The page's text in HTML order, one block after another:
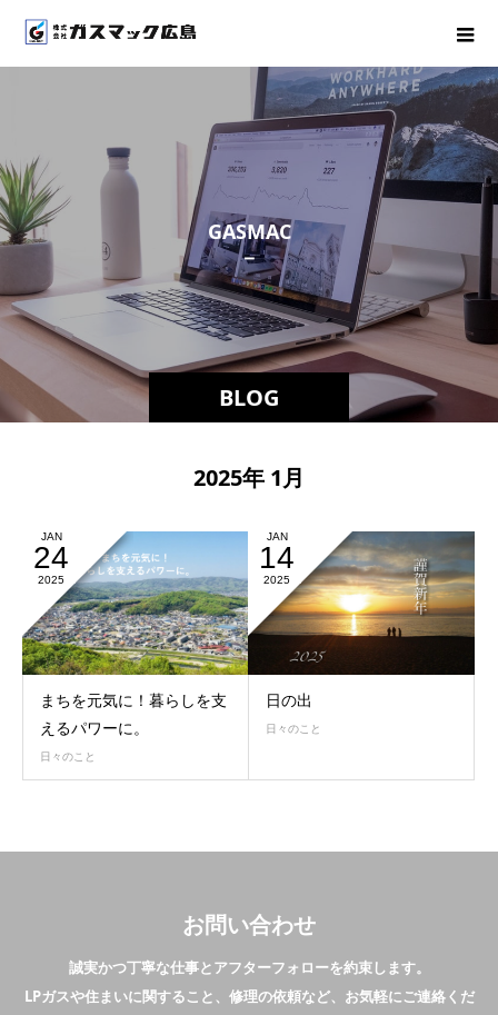
BLOG
GASMAC
－スタッ
2025年 1月
JAN
24
2025
まちを元気に！暮らしを支
えるパワーに。
日々のこと
JAN
14
2025
日の出
日々のこと
お問い合わせ
誠実かつ丁寧な仕事とアフターフォローを約束します。
LPガスや住まいに関すること、修理の依頼など、お気軽にご連絡くだ